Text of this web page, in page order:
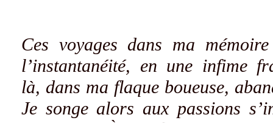
Ces voyages dans ma
l’instantanéité, en une infime
là, dans ma flaque boueuse,
Je songe alors aux passions